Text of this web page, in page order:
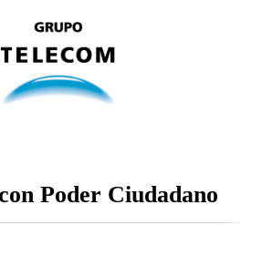
Poder Ciudadano